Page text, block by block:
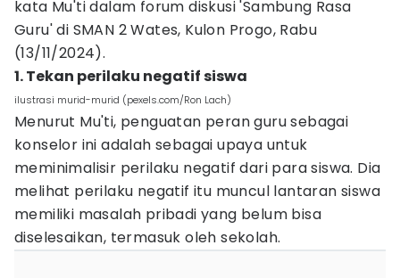
kata Mu'ti dalam forum diskusi 'Sambung Rasa
Guru' di SMAN 2 Wates, Kulon Progo, Rabu
(13/11/2024).
1. Tekan perilaku negatif siswa
ilustrasi murid-murid (pexels.com/Ron Lach)
Menurut Mu'ti, penguatan peran guru sebagai
konselor ini adalah sebagai upaya untuk
meminimalisir perilaku negatif dari para siswa. Dia
melihat perilaku negatif itu muncul lantaran siswa
memiliki masalah pribadi yang belum bisa
diselesaikan, termasuk oleh sekolah.